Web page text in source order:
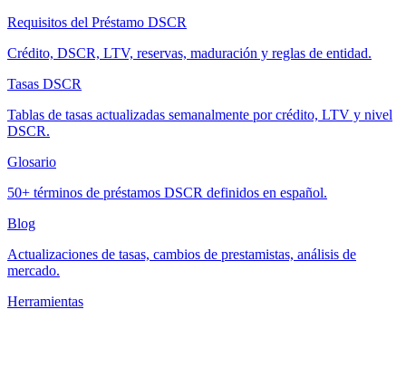
Requisitos del Préstamo DSCR
Crédito, DSCR, LTV, reservas, maduración y reglas de entidad.
Tasas DSCR
Tablas de tasas actualizadas semanalmente por crédito, LTV y nivel
DSCR.
Glosario
50+ términos de préstamos DSCR definidos en español.
Blog
Actualizaciones de tasas, cambios de prestamistas, análisis de
mercado.
Herramientas